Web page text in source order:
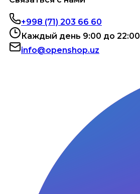
+998 (71) 203 66 60
Каждый день 9:00 до 22:00
info@openshop.uz